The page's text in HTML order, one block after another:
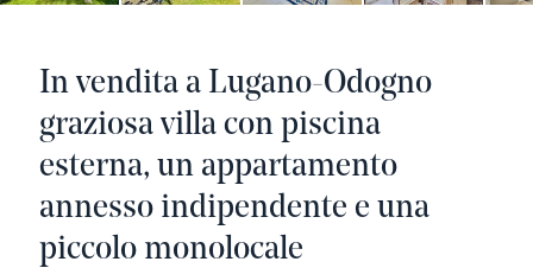
In vendita a Lugano-Odogno
graziosa villa con piscina
esterna, un appartamento
annesso indipendente e una
piccolo monolocale